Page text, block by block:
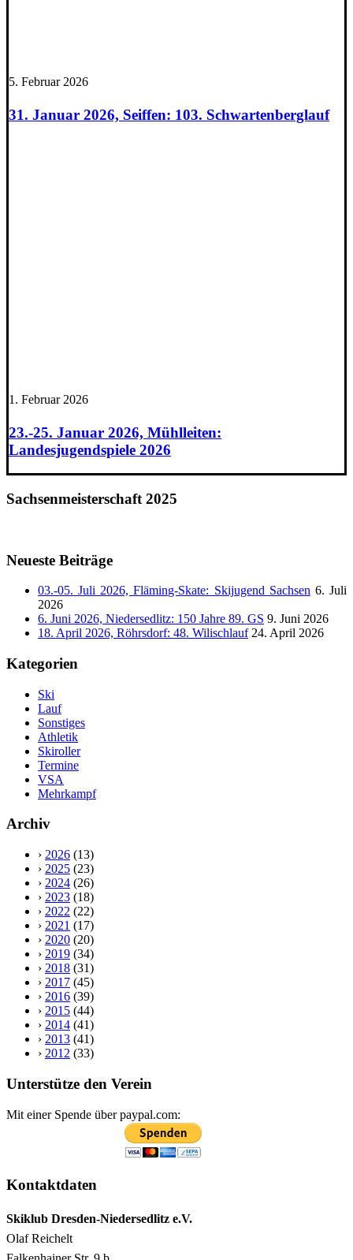
5. Februar 2026
31. Januar 2026, Seiffen: 103. Schwartenberglauf
1. Februar 2026
23.-25. Januar 2026, Mühlleiten:
Landesjugendspiele 2026
Sachsenmeisterschaft 2025
Neueste Beiträge
03.-05. Juli 2026, Fläming-Skate: Skijugend Sachsen 6. Juli
2026
6. Juni 2026, Niedersedlitz: 150 Jahre 89. GS 9. Juni 2026
18. April 2026, Röhrsdorf: 48. Wilischlauf 24. April 2026
Kategorien
Ski
Lauf
Sonstiges
Athletik
Skiroller
Termine
VSA
Mehrkampf
Archiv
› 2026 (13)
› 2025 (23)
› 2024 (26)
› 2023 (18)
› 2022 (22)
› 2021 (17)
› 2020 (20)
› 2019 (34)
› 2018 (31)
› 2017 (45)
› 2016 (39)
› 2015 (44)
› 2014 (41)
› 2013 (41)
› 2012 (33)
Unterstütze den Verein
Mit einer Spende über paypal.com:
Kontaktdaten
Skiklub Dresden-Niedersedlitz e.V.
Olaf Reichelt